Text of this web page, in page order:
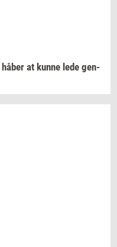
at kunne lede gen­